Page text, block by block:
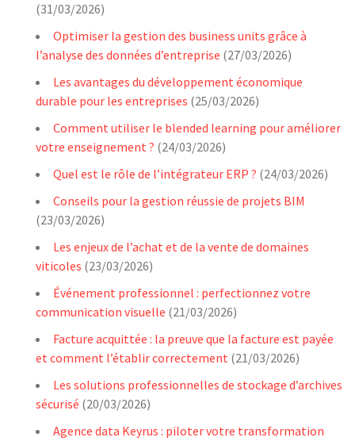
(31/03/2026)
Optimiser la gestion des business units grâce à
l’analyse des données d’entreprise (27/03/2026)
Les avantages du développement économique
durable pour les entreprises (25/03/2026)
Comment utiliser le blended learning pour améliorer
votre enseignement ? (24/03/2026)
Quel est le rôle de l’intégrateur ERP ? (24/03/2026)
Conseils pour la gestion réussie de projets BIM
(23/03/2026)
Les enjeux de l’achat et de la vente de domaines
viticoles (23/03/2026)
Événement professionnel : perfectionnez votre
communication visuelle (21/03/2026)
Facture acquittée : la preuve que la facture est payée
et comment l’établir correctement (21/03/2026)
Les solutions professionnelles de stockage d’archives
sécurisé (20/03/2026)
Agence data Keyrus : piloter votre transformation